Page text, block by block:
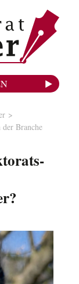
Branche